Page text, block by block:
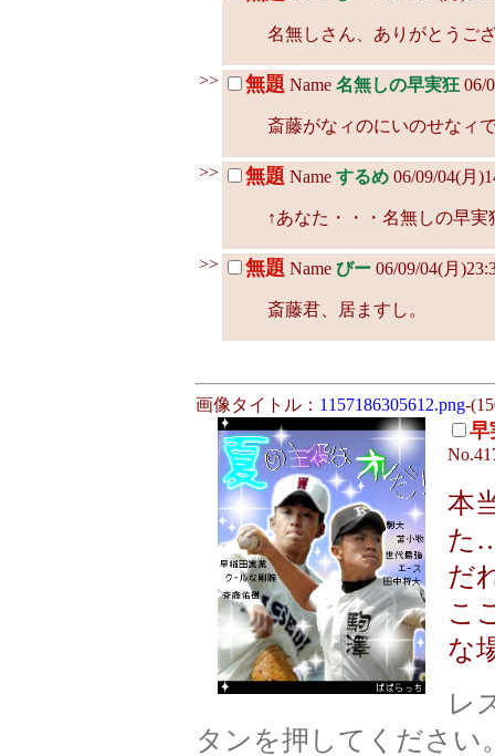
名無しさん、ありがとうご
>> 無題 Name 名無しの早実狂06/
斎藤がなィのにいのせなィ
>> 無題 Name するめ06/09/04(月
↑あなた・・・名無しの早
>> 無題 Name びー06/09/04(月
斎藤君、居ますし。
画像タイトル： 1157186305612.png-
早
本
た
だ
こ
な
レ
タンを押してください